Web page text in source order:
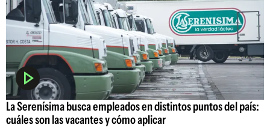
La Serenísima busca empleados en distintos puntos del país:
cuáles son las vacantes y cómo aplicar